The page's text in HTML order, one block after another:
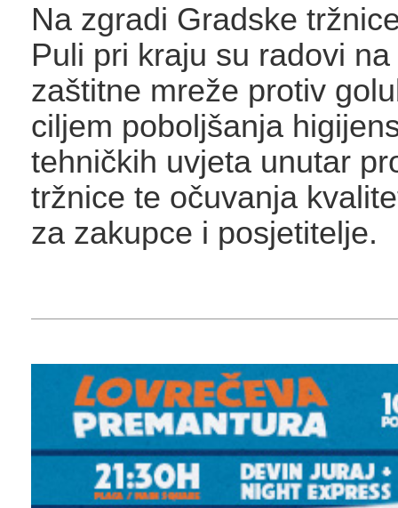
Na zgradi Gradske
Puli pri kraju su radovi
zaštitne mreže protiv
ciljem poboljšanja
tehničkih uvjeta unutar
tržnice te očuvanja
za zakupce i posjetitelje.